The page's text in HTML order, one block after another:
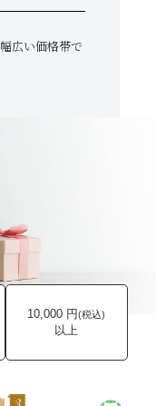
幅広い価格帯で
10,000 円(税込)
以上